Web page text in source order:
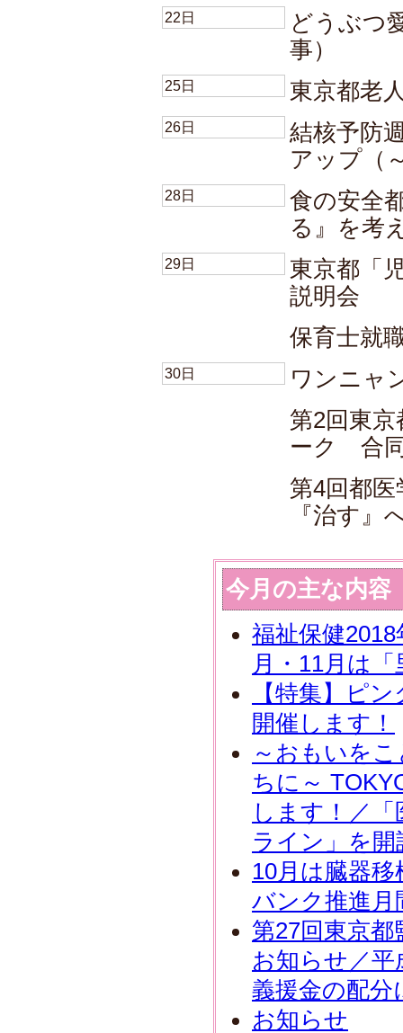
22日
どうぶつ
事）
25日 東京都老
26日
結核予防
アップ（
28日
食の安全
る』を考
29日
東京都「
説明会
保育士就
30日
ワンニャ
第2回東
ーク 合
第4回都
『治す』
今月の主な内容
福祉保健
月・11月は
【特集】ピ
開催します！
～おもいを
ちに～
します！／
ライン」を
10月は臓器
バンク推進月
第27回東京
お知らせ／平
義援金の配分
お知らせ